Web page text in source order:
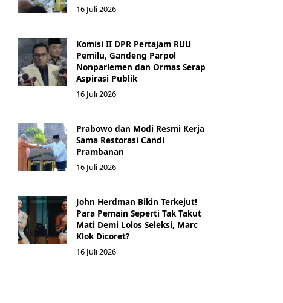
16 Juli 2026
Komisi II DPR Pertajam RUU
Pemilu, Gandeng Parpol
Nonparlemen dan Ormas Serap
Aspirasi Publik
16 Juli 2026
Prabowo dan Modi Resmi Kerja
Sama Restorasi Candi
Prambanan
16 Juli 2026
John Herdman Bikin Terkejut!
Para Pemain Seperti Tak Takut
Mati Demi Lolos Seleksi, Marc
Klok Dicoret?
16 Juli 2026